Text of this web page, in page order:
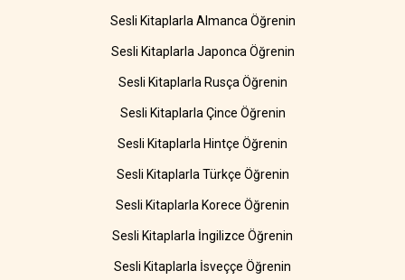
Sesli Kitaplarla Almanca Öğrenin
Sesli Kitaplarla Japonca Öğrenin
Sesli Kitaplarla Rusça Öğrenin
Sesli Kitaplarla Çince Öğrenin
Sesli Kitaplarla Hintçe Öğrenin
Sesli Kitaplarla Türkçe Öğrenin
Sesli Kitaplarla Korece Öğrenin
Sesli Kitaplarla İngilizce Öğrenin
Sesli Kitaplarla İsveççe Öğrenin